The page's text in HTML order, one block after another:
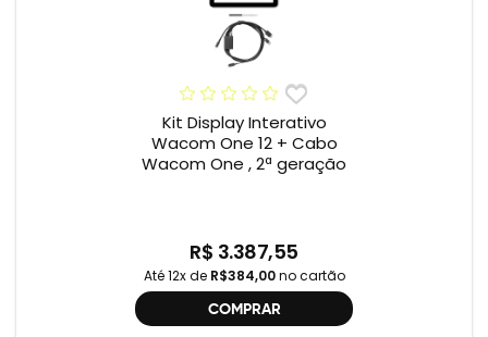
Kit Display Interativo
Wacom One 12 + Cabo
Wacom One , 2ª geração
R$ 3.387,55
Até 12x de R$384,00no cartão
COMPRAR